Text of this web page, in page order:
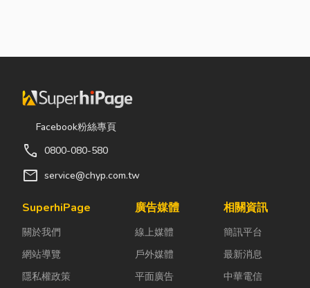
昇創新，我們依照客戶
期盼為親愛的顧客您量
身訂作”自 在 ”，
「辰永的用心，希望您
感受到」，在此歡迎大
家的多多蒞臨鑑賞及支
持 ! ◎ 營業項目 : ◇店
門、門中門、格子防盜
門、百葉通風門、落地
門、鍛造門、不袗門、
四合一通風門、鑄鋁
間.只要您提前預約既
Facebook粉絲專頁
call 0800-080-580
mail service@chyp.com.tw
SuperhiPage
關於我們
網站導覽
隱私權政策
廣告媒體
線上媒體
戶外媒體
平面廣告
相關資訊
簡訊平台
最新消息
中華電信